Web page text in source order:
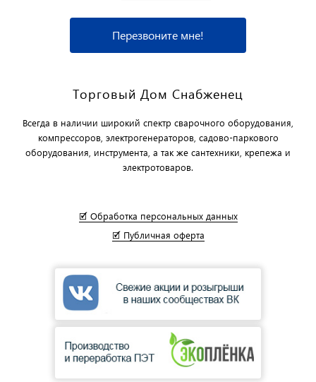
Перезвоните мне!
Торговый Дом Снабженец
Всегда в наличии широкий спектр сварочного оборудования,
компрессоров, электрогенераторов, садово-паркового
оборудования, инструмента, а так же сантехники, крепежа и
электротоваров.
🗹 Обработка персональных данных
🗹 Публичная оферта